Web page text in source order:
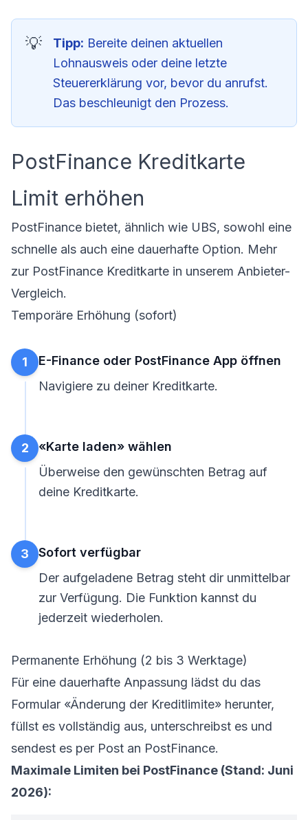
Tipp: Bereite deinen aktuellen
Lohnausweis oder deine letzte
Steuererklärung vor, bevor du anrufst.
Das beschleunigt den Prozess.
PostFinance Kreditkarte
Limit erhöhen
PostFinance bietet, ähnlich wie UBS, sowohl eine
schnelle als auch eine dauerhafte Option. Mehr
zur PostFinance Kreditkarte in unserem Anbieter-
Vergleich.
Temporäre Erhöhung (sofort)
1
E-Finance oder PostFinance App öffnen
Navigiere zu deiner Kreditkarte.
2
«Karte laden» wählen
Überweise den gewünschten Betrag auf
deine Kreditkarte.
3
Sofort verfügbar
Der aufgeladene Betrag steht dir unmittelbar
zur Verfügung. Die Funktion kannst du
jederzeit wiederholen.
Permanente Erhöhung (2 bis 3 Werktage)
Für eine dauerhafte Anpassung lädst du das
Formular «Änderung der Kreditlimite» herunter,
füllst es vollständig aus, unterschreibst es und
sendest es per Post an PostFinance.
Maximale Limiten bei PostFinance (Stand: Juni
2026):